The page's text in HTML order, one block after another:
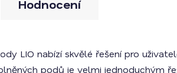
Hodnocení
LIO nabízí skvělé řešení pro
podů je velmi jednoduchým